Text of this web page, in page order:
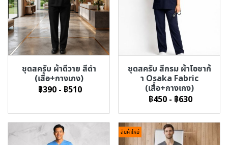
ชุดสครับ ผ้าดีวาย สีดำ
(เสื้อ+กางเกง)
฿390 - ฿510
ชุดสครับ สีกรม ผ้าโอซาก้
า Osaka Fabric
(เสื้อ+กางเกง)
฿450 - ฿630
สินค้าใหม่